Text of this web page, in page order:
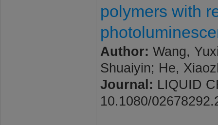
polymers with
Author: Wang,
Shuaiyin; He,
Journal: LIQUID
10.1080/